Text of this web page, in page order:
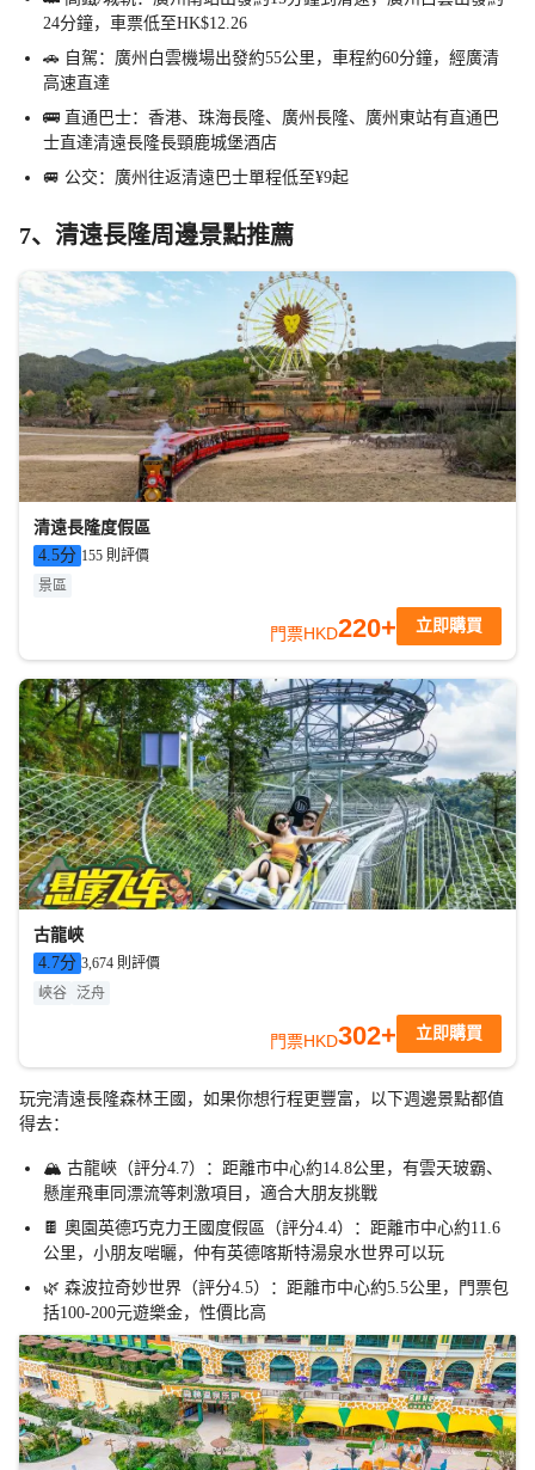
24分鐘，車票低至HK$12.26
🚗 自駕：廣州白雲機場出發約55公里，車程約60分鐘，經廣清
高速直達
🚌 直通巴士：香港、珠海長隆、廣州長隆、廣州東站有直通巴
士直達清遠長隆長頸鹿城堡酒店
🚐 公交：廣州往返清遠巴士單程低至¥9起
7、清遠長隆周邊景點推薦
清遠長隆度假區
4.5分 155 則評價
景區
門票HKD220+ 立即購買
古龍峽
4.7分 3,674 則評價
峽谷
泛舟
門票HKD302+ 立即購買
玩完清遠長隆森林王國，如果你想行程更豐富，以下週邊景點都值
得去：
🏔️ 古龍峽（評分4.7）：距離市中心約14.8公里，有雲天玻霸、
懸崖飛車同漂流等刺激項目，適合大朋友挑戰
🍫 奧園英德巧克力王國度假區（評分4.4）：距離市中心約11.6
公里，小朋友啱曬，仲有英德喀斯特湯泉水世界可以玩
🌿 森波拉奇妙世界（評分4.5）：距離市中心約5.5公里，門票包
括100-200元遊樂金，性價比高